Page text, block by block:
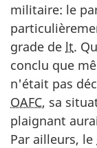
militaire: le
grade de lt.
conclu que
n'était pas
OAFC, sa
plaignant
Par ailleurs, le